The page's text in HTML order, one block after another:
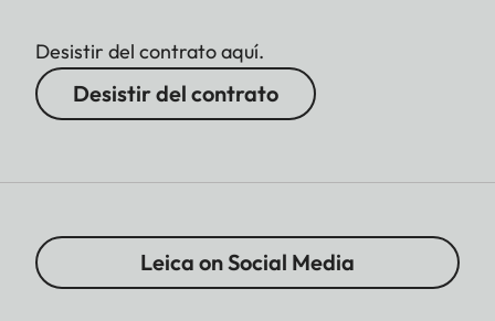
Desistir del contrato aquí.
Desistir del contrato
Leica on Social Media